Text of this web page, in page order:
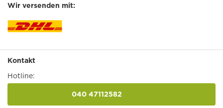
Wir versenden mit:
Kontakt
Hotline:
040 47112582